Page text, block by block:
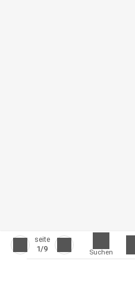
seite
1/9 Suchen